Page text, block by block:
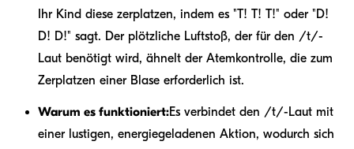
Ihr Kind diese zerplatzen, indem es "T! T! T!" oder "D!
D! D!" sagt. Der plötzliche Luftstoß, der für den /t/-
Laut benötigt wird, ähnelt der Atemkontrolle, die zum
Zerplatzen einer Blase erforderlich ist.
Warum es funktioniert:Es verbindet den /t/-Laut mit
einer lustigen, energiegeladenen Aktion, wodurch sich